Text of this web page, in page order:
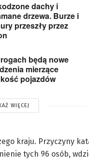
dachy i
drzewa. Burze i
przeszły przez
będą nowe
mierzące
pojazdów
WIĘCEJ
kraju. Przyczyny
tych 96 osób,